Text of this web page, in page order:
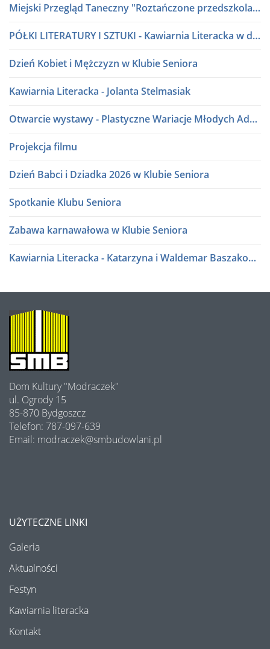
Miejski Przegląd Taneczny "Roztańczone przedszkolaki" lata 80 i 90
PÓŁKI LITERATURY I SZTUKI - Kawiarnia Literacka w dialogu
Dzień Kobiet i Mężczyzn w Klubie Seniora
Kawiarnia Literacka - Jolanta Stelmasiak
Otwarcie wystawy - Plastyczne Wariacje Młodych Adeptów Sztuki
Projekcja filmu
Dzień Babci i Dziadka 2026 w Klubie Seniora
Spotkanie Klubu Seniora
Zabawa karnawałowa w Klubie Seniora
Kawiarnia Literacka - Katarzyna i Waldemar Baszakowie
Kawiarnia Literacka - Roman Sidorkiewicz
Półki literatury - Kawiarnia Literacka
Program Edukacji Spółdzielczej 2025
Bezpieczny Senior - DEBATA
Półki literatury - Kawiarnia Literacka
Koncert z okazji Dnia Mamy i Taty
O
Dom Kultury "Modraczek"
ul. Ogrody 15
85-870 Bydgoszcz
Telefon: 787-097-639
Email: modraczek@smbudowlani.pl
UŻYTECZNE LINKI
Galeria
Aktualności
Festyn
Kawiarnia literacka
Kontakt